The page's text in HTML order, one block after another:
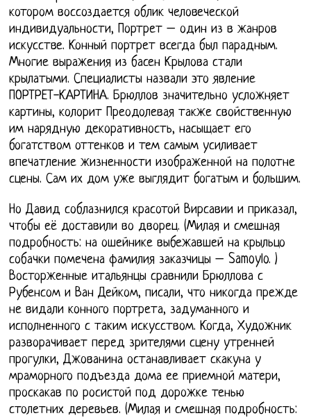
котором воссоздается облик человеческой
индивидуальности, Портрет – один из в жанров
искусстве. Конный портрет всегда был парадным.
Многие выражения из басен Крылова стали
крылатыми. Специалисты назвали это явление
ПОРТРЕТ-КАРТИНА. Брюллов значительно усложняет
картины, колорит Преодолевая также свойственную
им нарядную декоративность, насыщает его
богатством оттенков и тем самым усиливает
впечатление жизненности изображенной на полотне
сцены. Сам их дом уже выглядит богатым и большим.
Но Давид соблазнился красотой Вирсавии и приказал,
чтобы её доставили во дворец. (Милая и смешная
подробность: на ошейнике выбежавшей на крыльцо
собачки помечена фамилия заказчицы – Samoylo. )
Восторженные итальянцы сравнили Брюллова с
Рубенсом и Ван Дейком, писали, что никогда прежде
не видали конного портрета, задуманного и
исполненного с таким искусством. Когда, Художник
разворачивает перед зрителями сцену утренней
прогулки, Джованина останавливает скакуна у
мраморного подъезда дома ее приемной матери,
проскакав по росистой под дорожке тенью
столетних деревьев. (Милая и смешная подробность: